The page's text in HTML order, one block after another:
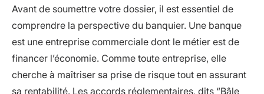
Avant de soumettre votre dossier, il est essentiel de
comprendre la perspective du banquier. Une banque
est une entreprise commerciale dont le métier est de
financer l’économie. Comme toute entreprise, elle
cherche à maîtriser sa prise de risque tout en assurant
sa rentabilité. Les accords réglementaires, dits “Bâle